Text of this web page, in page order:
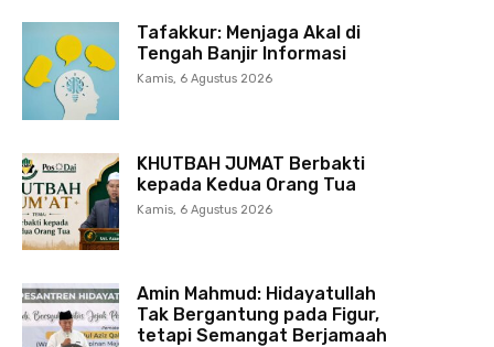
Tafakkur: Menjaga Akal di
Tengah Banjir Informasi
Kamis, 6 Agustus 2026
KHUTBAH JUMAT Berbakti
kepada Kedua Orang Tua
Kamis, 6 Agustus 2026
Amin Mahmud: Hidayatullah
Tak Bergantung pada Figur,
tetapi Semangat Berjamaah